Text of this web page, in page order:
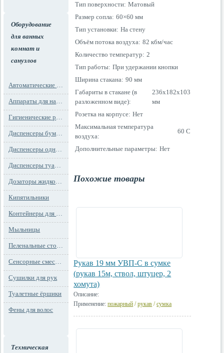
Оборудование
для ванных
комнат и
санузлов
Автоматические освежители воздуха
Аппараты для надевания бахил
Гигиенические расходные материалы
Диспенсеры бумажных полотенец
Диспенсеры одноразовых сидений на унитаз
Диспенсеры туалетной бумаги
Дозаторы жидкого мыла
Кипятильники
Контейнеры для мусора
Мыльницы
Пеленальные столы и детские сидения
Сенсорные смесители
Сушилки для рук
Туалетные ёршики
Фены для волос
Техническая
Тип поверхности: Матовый
Размер сопла: 60×60 мм
Тип установки: На стену
Объём потока воздуха: 82 кбм/час
Количество температур: 2
Тип работы: При удержании кнопки
Ширина стакана: 90 мм
Габариты в стакане (в
разложенном виде):
236x182x103
мм
Розетка на корпусе: Нет
Максимальная температура
воздуха:
60 C
Дополнительные параметры: Нет
Похожие товары
Рукав 19 мм УВП-С в сумке
(рукав 15м, ствол, штуцер, 2
хомута)
Описание:
Применение: пожарный /рукав /сумка